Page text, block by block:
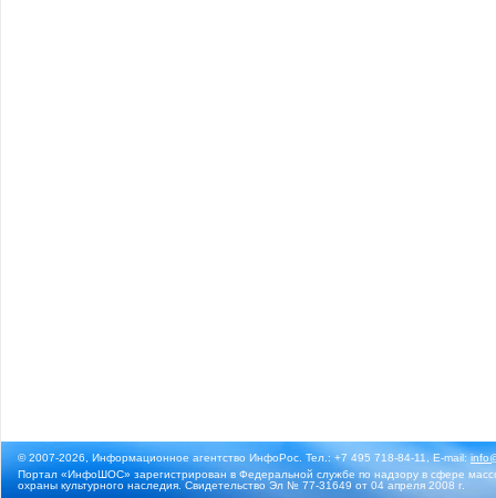
© 2007-2026, Информационное агентство ИнфоРос. Тел.: +7 495 718-84-11, E-mail:
Портал «ИнфоШОС» зарегистрирован в Федеральной службе по надзору в сфере
охраны культурного наследия. Свидетельство Эл № 77-31649 от 04 апреля 2008 г.